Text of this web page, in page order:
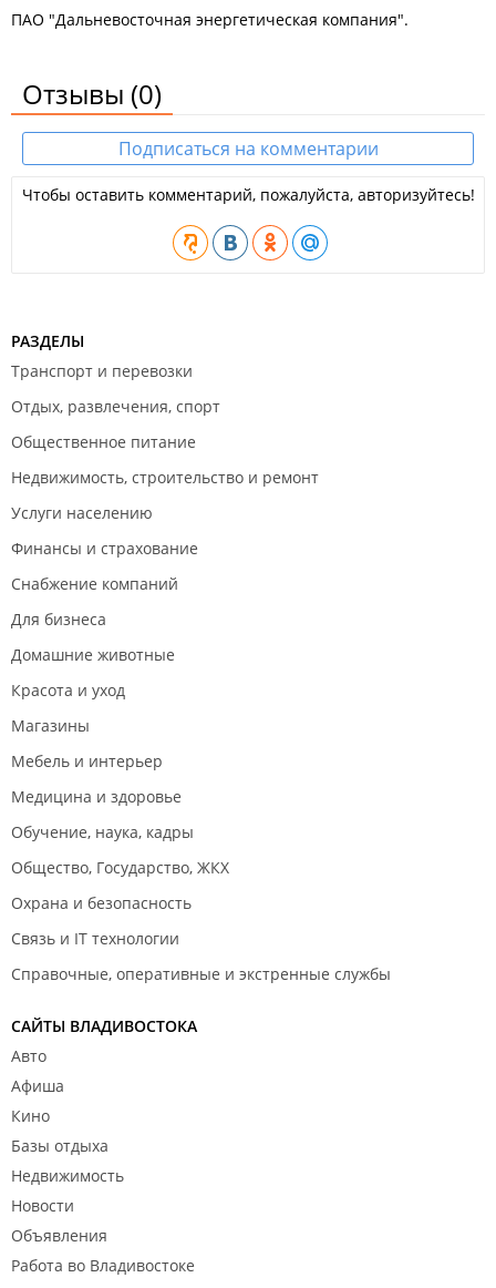
ПАО "Дальневосточная энергетическая компания".
Отзывы (0)
Подписаться на комментарии
Чтобы оставить комментарий, пожалуйста, авторизуйтесь!
РАЗДЕЛЫ
Транспорт и перевозки
Отдых, развлечения, спорт
Общественное питание
Недвижимость, строительство и ремонт
Услуги населению
Финансы и страхование
Снабжение компаний
Для бизнеса
Домашние животные
Красота и уход
Магазины
Мебель и интерьер
Медицина и здоровье
Обучение, наука, кадры
Общество, Государство, ЖКХ
Охрана и безопасность
Связь и IT технологии
Справочные, оперативные и экстренные службы
САЙТЫ ВЛАДИВОСТОКА
Авто
Афиша
Кино
Базы отдыха
Недвижимость
Новости
Объявления
Работа во Владивостоке